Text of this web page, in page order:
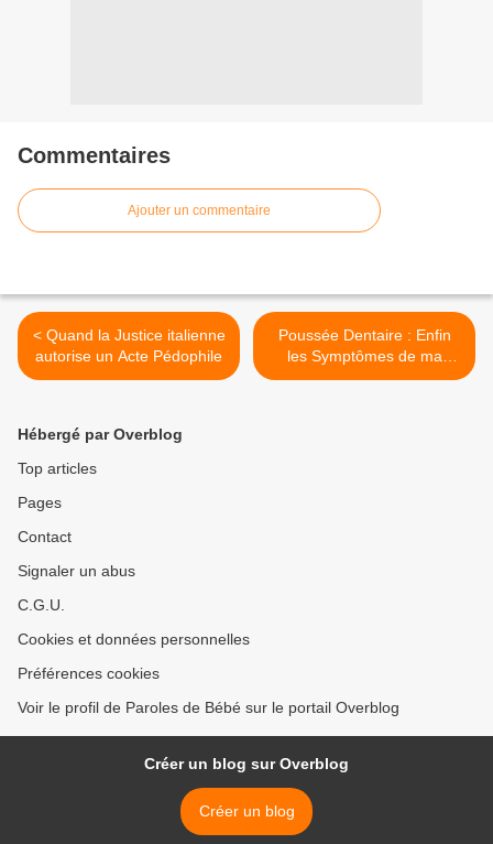
Commentaires
Ajouter un commentaire
< Quand la Justice italienne
autorise un Acte Pédophile
Poussée Dentaire : Enfin
les Symptômes de ma
Première Dent de Bébé ! >
Hébergé par Overblog
Top articles
Pages
Contact
Signaler un abus
C.G.U.
Cookies et données personnelles
Préférences cookies
Voir le profil de Paroles de Bébé sur le portail Overblog
Créer un blog sur Overblog
Créer un blog